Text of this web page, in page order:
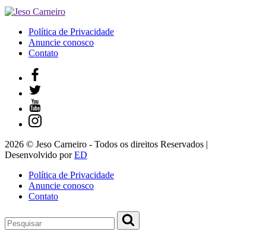
Política de Privacidade
Anuncie conosco
Contato
2026 © Jeso Carneiro - Todos os direitos Reservados |
Desenvolvido porED
Política de Privacidade
Anuncie conosco
Contato